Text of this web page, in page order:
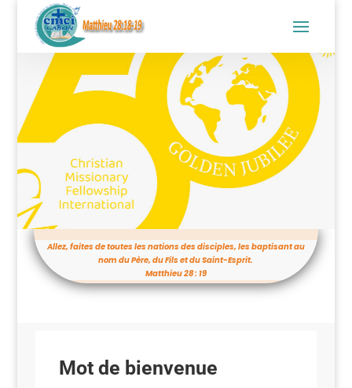
Allez, faites de toutes les nations des disciples, les baptisant au
nom du Père, du Fils et du Saint-Esprit.
Matthieu 28 : 19
Mot de bienvenue